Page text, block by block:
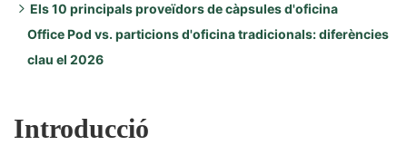
Impulsors clau el 2026:
Aspectes destacats regionals:
Tendències de productes:
Els 10 principals proveïdors de càpsules d'oficina
1. Framery
2. Zenbooth
5. SnapCab
Office Pod vs. particions d'oficina tradicionals: diferències
clau el 2026
Introducció